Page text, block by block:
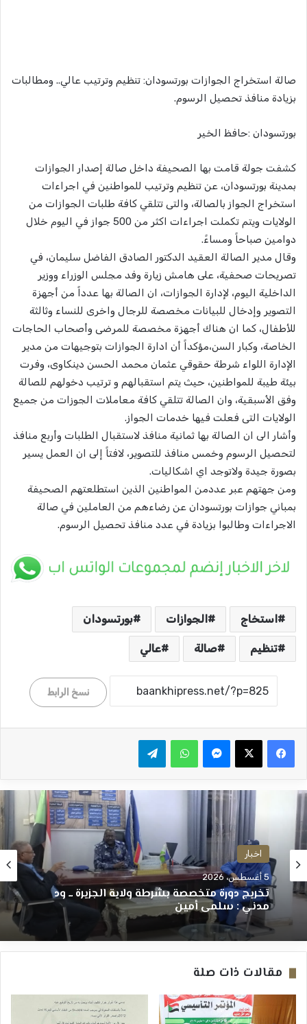
صالة استخراج الجوازات بورتسودان: تنظيم وترتيب عالي.. ومطالبات
بزيادة منافذ تحصيل الرسوم.
بورتسودان :حافظ الخير
كشفت جولة قامت بها الصحيفة داخل صالة إصدار الجوازات
بمدينة بورتسودان، عن تنظيم وترتيب للمواطنين في اجراءات
استخراج الجواز بالصالة، والتى تتلقي كافة طلبات الجوازات من
الولايات ويتم تكملت اجراءات اكثر من 500 جواز في اليوم خلال
دوامين صباحاً ومساءً.
وقال مدير الصالة العقيد الدكتور الصادق الفاضل سليمان، في
تصريحات صحفية، على هامش زيارة وفد مجلس الوزراء ووزير
الداخلية اليوم، لإدارة الجوازات، ان الصالة بها عدداً من أجهزة
التصوير وإدخال للبيانات مخصصة للرجال واخرى للنساء وثالثة
للأطفال، كما ان هناك أجهزة مخصصة للمرضى وأصحاب الحاجات
الخاصة، وكبار السن،مؤكداً أن ادارة الجوازات بتوجيهات من مدير
الإدارة اللواء شرطة حقوقي عثمان محمد الحسن دينكاوى، وفرت
بيئة طيبة للمواطنين، حيث يتم استقبالهم و ترتيب دخولهم للصالة
وفق الأسبقية، وان الصالة تتلقي كافة معاملات الجوزات من جميع
الولايات التى فعلت فيها خدمات الجواز.
وأشار الى ان الصالة بها ثمانية منافذ لاستقبال الطلبات وأربع منافذ
لتحصيل الرسوم وخمس منافذ للتصوير، لافتاً إلى ان العمل يسير
بصورة جيدة ولاتوجد اي اشكاليات.
ومن جهتهم عبر عددمن المواطنين الذين استطلعتهم الصحيفة
بمباني جوازات بورتسودان عن رضاءهم من العاملين في صالة
الاجراءات وطالبوا بزيادة في عدد منافذ تحصيل الرسوم.
استخاج الجوازات بورتسودان
تنظيم صالة عالي
نسخ الرابط
واتساب
اخبار
5 أغسطس، 2026
تخريج دورة متخصصة بشرطة ولاية الجزيرة ــ ود
مدني : سلمى أمين
مقالات ذات صلة